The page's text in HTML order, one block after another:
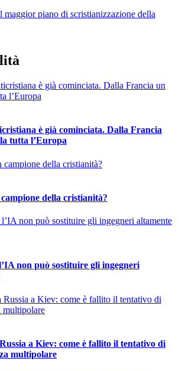
maggior piano di scristianizzazione della
è già cominciata. Dalla Francia
tutta l’Europa
della cristianità?
non può sostituire gli ingegneri
a Kiev: come è fallito il tentativo di
multipolare